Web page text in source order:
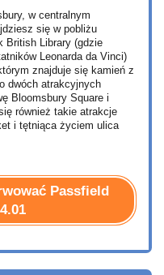
w centralnym
się w pobliżu
British Library (gdzie
Leonarda da Vinci)
znajduje się kamień z
dwóch atrakcyjnych
Bloomsbury Square i
również takie atrakcje
i tętniąca życiem ulica
Passfield